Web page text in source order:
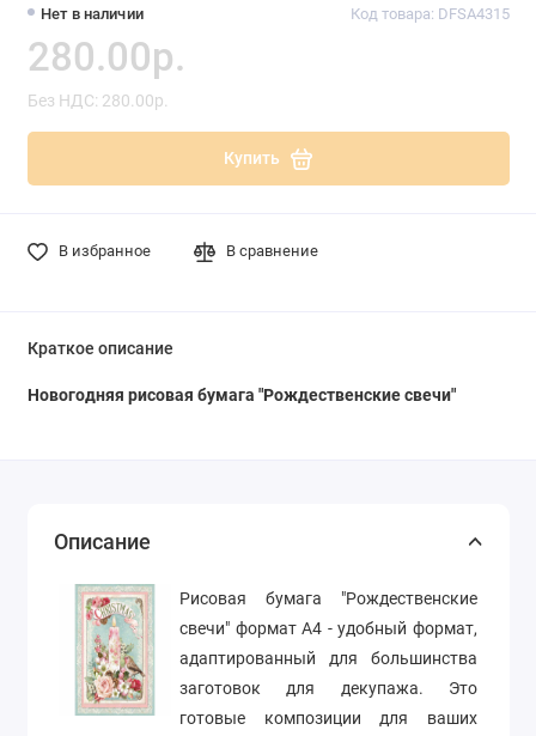
Нет в наличии Код товара: DFSA4315
280.00р.
Без НДС: 280.00р.
Купить
В избранное В сравнение
Краткое описание
Новогодняя рисовая бумага "Рождественские свечи"
Описание
Рисовая бумага "Рождественские
свечи" формат А4 - удобный формат,
адаптированный для большинства
заготовок для декупажа. Это
готовые композиции для ваших